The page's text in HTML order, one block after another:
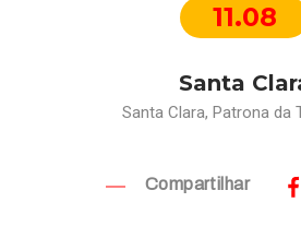
11.08
Santa
Santa Clara, Patrona da
Compartilhar